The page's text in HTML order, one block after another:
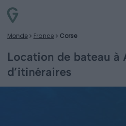
Monde France Corse
Location de bateau à
d’itinéraires